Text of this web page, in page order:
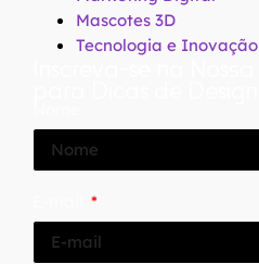
Mascotes 3D
Tecnologia e Inovação